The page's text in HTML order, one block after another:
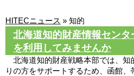
HITECニュース »知的
北海道知的財産情報センタ
を利用してみませんか
北海道知的財産戦略本部では、知
りの方をサポートするため、函館、